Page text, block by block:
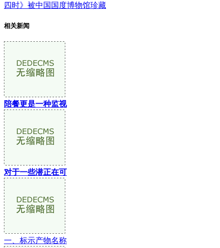
四时》被中国国度博物馆珍藏
相关新闻
陪餐更是一种监视
对于一些潜正在可
一、标示产物名称